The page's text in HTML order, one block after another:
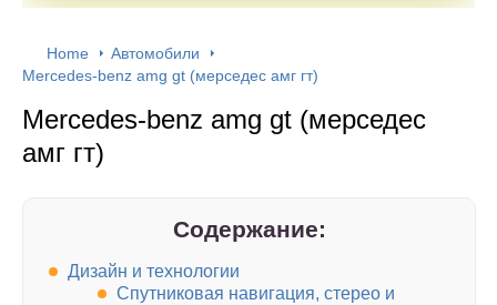
Home
Автомобили
Mercedes-benz amg gt (мерседес амг гт)
Mercedes-benz amg gt (мерседес
амг гт)
Содержание:
Дизайн и технологии
Спутниковая навигация, стерео и